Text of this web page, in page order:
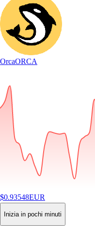
OrcaORCA
$0.93548EUR
-0.37%24H
Buy
Inizia in pochi minuti